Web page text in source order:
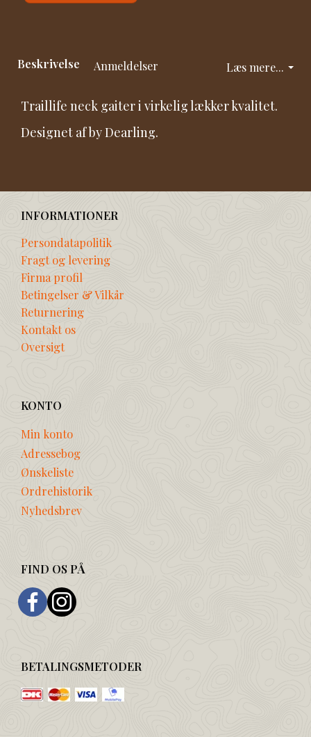
Læs mere...
Beskrivelse Anmeldelser
Traillife neck gaiter i virkelig lækker kvalitet.
Designet af by Dearling.
INFORMATIONER
Persondatapolitik
Fragt og levering
Firma profil
Betingelser & Vilkår
Returnering
Kontakt os
Oversigt
KONTO
Min konto
Adressebog
Ønskeliste
Ordrehistorik
Nyhedsbrev
FIND OS PÅ
BETALINGSMETODER